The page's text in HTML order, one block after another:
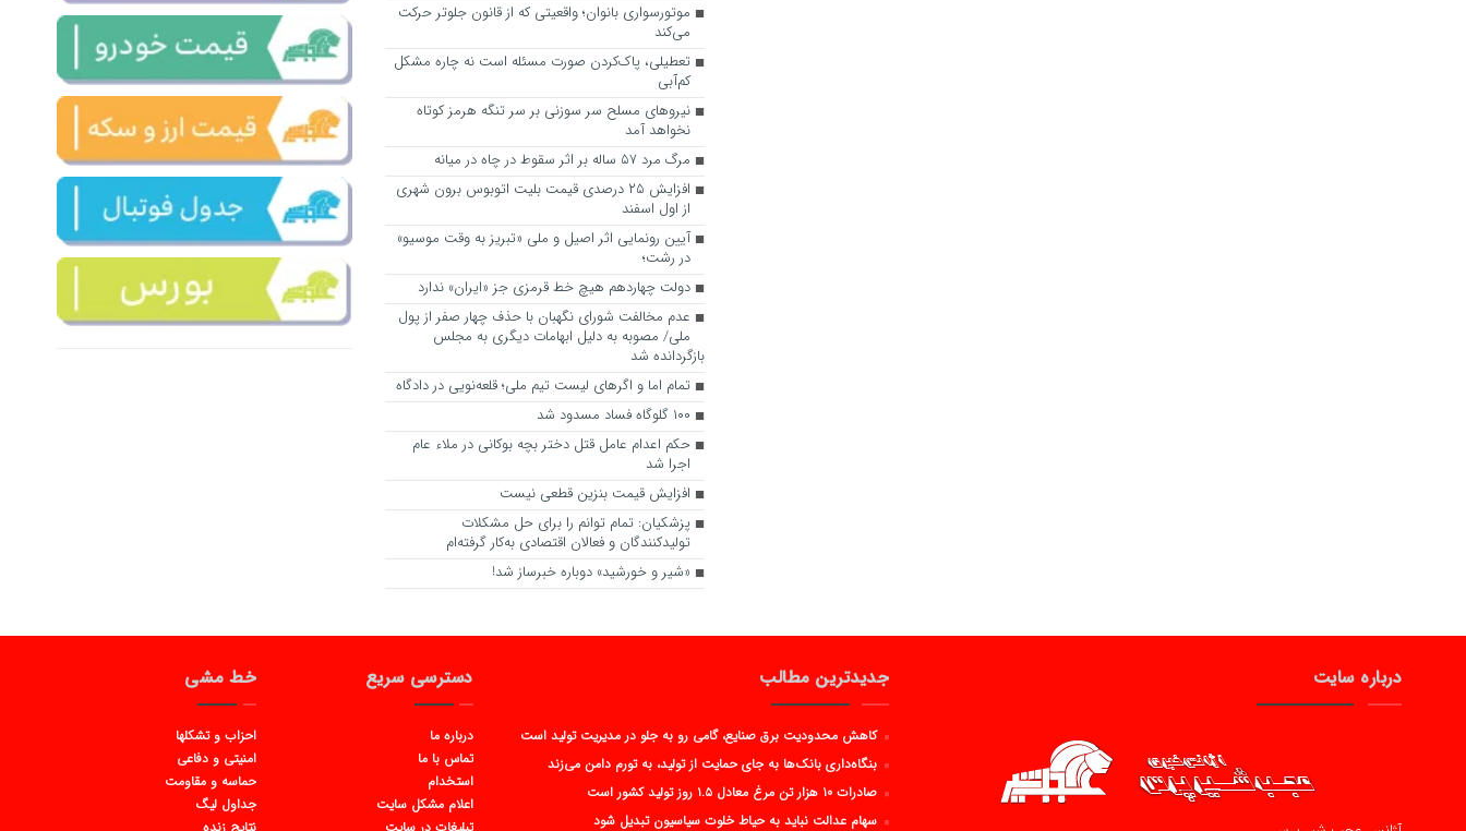
موتورسواری بانوان؛ واقعیتی که از قانون جلوتر حرکت
می‌کند
تعطیلی، پاک‌کردن صورت مسئله است نه چاره مشکل
کم‌آبی
نیروهای مسلح سر سوزنی بر سر تنگه هرمز کوتاه
نخواهد آمد
مرگ مرد ۵۷ ساله بر اثر سقوط در چاه در میانه
افزایش ۲۵ درصدی قیمت بلیت اتوبوس برون شهری
از اول اسفند
آیین رونمایی اثر اصیل و ملی «تبریز به وقت موسیو»
در رشت؛
دولت چهاردهم هیچ خط قرمزی جز «ایران» ندارد
عدم مخالفت شورای نگهبان با حذف چهار صفر از پول
ملی/ مصوبه به دلیل ابهامات دیگری به مجلس
بازگردانده شد
تمام اما و اگرهای لیست تیم ملی؛ قلعه‌نویی در دادگاه
۱۰۰ گلوگاه فساد مسدود شد
حکم اعدام عامل قتل دختر بچه بوکانی در ملاء عام
اجرا شد
افزایش قیمت بنزین قطعی نیست
پزشکیان: تمام توانم را برای حل مشکلات
تولیدکنندگان و فعالان اقتصادی به‌کار گرفته‌ام
«شیر و خورشید» دوباره خبرساز شد!
درباره سایت جدیدترین مطالب
کاهش محدودیت برق صنایع، گامی رو به جلو در مدیریت تولید است
بنگاه‌داری بانک‌ها به جای حمایت از تولید، به تورم دامن می‌زند
صادرات ۱۰ هزار تن مرغ معادل ۱.۵ روز تولید کشور است
سهام عدالت نباید به حیاط خلوت سیاسیون تبدیل شود
دسترسی سریع
درباره ما
تماس با ما
استخدام
اعلام مشکل سایت
خط مشی
احزاب و تشکلها
امنیتی و دفاعی
حماسه و مقاومت
جداول لیگ